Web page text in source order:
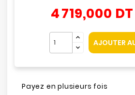
4 719,000 DT
AJOUTER
Payez en plusieurs fois